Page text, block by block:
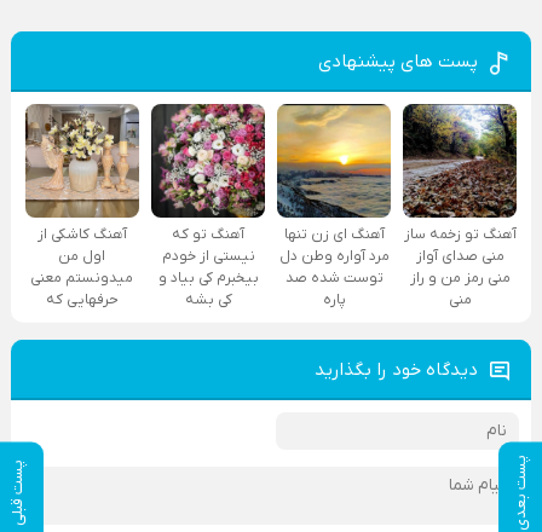
پست بعدی پست قبلی
پست های پیشنهادی
آهنگ تو زخمه ساز
منی صدای آواز
منی رمز من و راز
منی
آهنگ ای زن تنها
مرد آواره وطن دل
توست شده صد
پاره
آهنگ تو که
نیستی از خودم
بیخبرم کی بیاد و
کی بشه
آهنگ کاشکی از
اول من
میدونستم معنی
حرفهایی که
دیدگاه خود را بگذارید